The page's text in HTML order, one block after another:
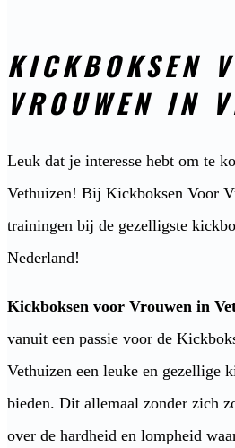
KICKBOKSEN
VROUWEN IN
Leuk dat je interesse hebt om te
Vethuizen! Bij Kickboksen Voor
trainingen bij de gezelligste
Nederland!
Kickboksen voor Vrouwen in
vanuit een passie voor de
Vethuizen een leuke en gezellige
bieden. Dit allemaal zonder zich
over de hardheid en lompheid